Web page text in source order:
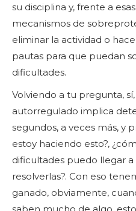
su disciplina y, frente a
mecanismos de
eliminar la actividad o
pautas para que puedan
dificultades.
Volviendo a tu pregunta,
autorregulado implica
segundos, a veces más, y
estoy haciendo esto?,
dificultades puedo llegar
resolverlas?. Con eso
ganado, obviamente,